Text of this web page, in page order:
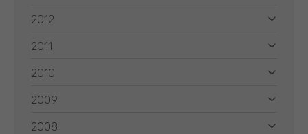
2012
2011
2010
2009
2008